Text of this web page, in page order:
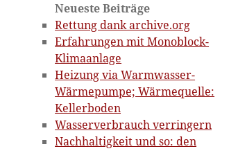
Neueste Beiträge
Rettung dank archive.org
Erfahrungen mit Monoblock-
Klimaanlage
Heizung via Warmwasser-
Wärmepumpe; Wärmequelle:
Kellerboden
Wasserverbrauch verringern
Nachhaltigkeit und so: den